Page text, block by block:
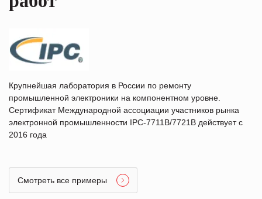
Крупнейшая лаборатория в России по ремонту
промышленной электроники на компонентном уровне.
Сертификат Международной ассоциации участников рынка
электронной промышленности IPC-7711B/7721B действует с
2016 года
Смотреть все примеры